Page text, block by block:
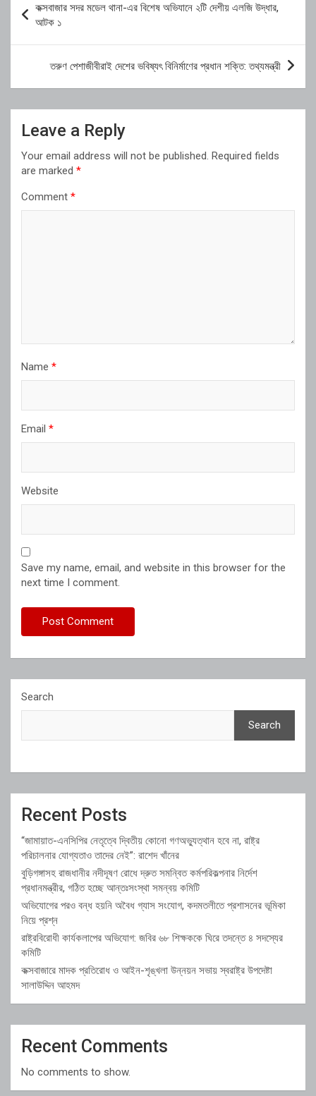
navigation
কক্সবাজার সদর মডেল থানা-এর বিশেষ অভিযানে ২টি দেশীয় এলজি উদ্ধার,
আটক ১
তরুণ পেশাজীবীরাই দেশের ভবিষ্যৎ বিনির্মাণের প্রধান শক্তি: তথ্যমন্ত্রী
Leave a Reply
Your email address will not be published. Required fields
are marked *
Comment *
Name *
Email *
Website
Save my name, email, and website in this browser for the
next time I comment.
Search
Search
Recent Posts
“জামায়াত-এনসিপির নেতৃত্বে দ্বিতীয় কোনো গণঅভ্যুত্থান হবে না, রাষ্ট্র
পরিচালনার যোগ্যতাও তাদের নেই”: রাশেদ খাঁনের
বুড়িগঙ্গাসহ রাজধানীর নদীদূষণ রোধে দ্রুত সমন্বিত কর্মপরিকল্পনার নির্দেশ
প্রধানমন্ত্রীর, গঠিত হচ্ছে আন্তঃসংস্থা সমন্বয় কমিটি
অভিযোগের পরও বন্ধ হয়নি অবৈধ গ্যাস সংযোগ, কদমতলীতে প্রশাসনের ভূমিকা
নিয়ে প্রশ্ন
রাষ্ট্রবিরোধী কার্যকলাপের অভিযোগ: জবির ৬৮ শিক্ষককে ঘিরে তদন্তে ৪ সদস্যের
কমিটি
কক্সবাজারে মাদক প্রতিরোধ ও আইন-শৃঙ্খলা উন্নয়ন সভায় স্বরাষ্ট্র উপদেষ্টা
সালাউদ্দিন আহমদ
Recent Comments
No comments to show.